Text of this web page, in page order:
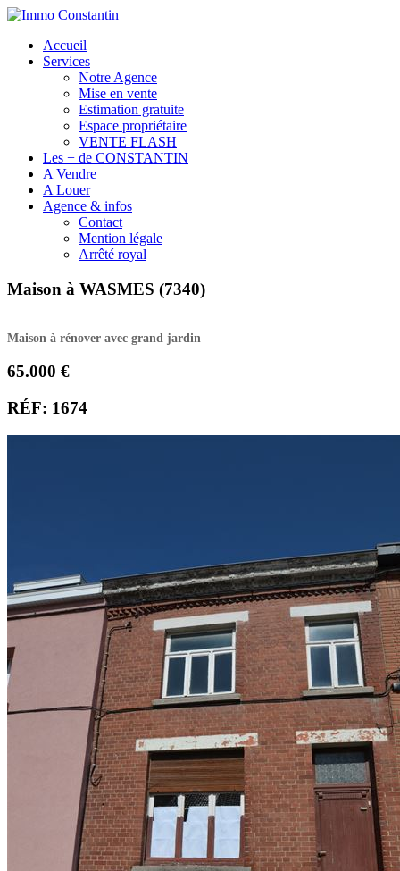
Accueil
Services
Notre Agence
Mise en vente
Estimation gratuite
Espace propriétaire
VENTE FLASH
Les + de CONSTANTIN
A Vendre
A Louer
Agence & infos
Contact
Mention légale
Arrêté royal
Maison à WASMES (7340)
Maison à rénover avec grand jardin
65.000 €
RÉF: 1674